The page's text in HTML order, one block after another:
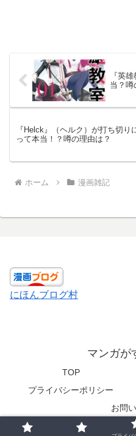
『英
当？噂
『Helck』（ヘルク）が打ち切り
って本当！？噂の理由は？
ホーム 漫画雑記
にほんブログ村
マンガ
TOP
プライバシーポリシー
お問
© 2019 マン